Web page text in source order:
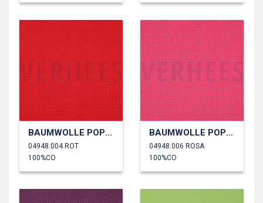
BAUMWOLLE POPELINE KLEINE PUNKTE
04948.004 ROT
100%CO
BAUMWOLLE POPELINE KLEINE PUNKTE
04948.006 ROSA
100%CO